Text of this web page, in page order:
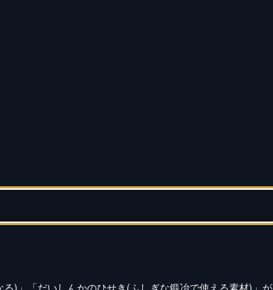
)」「だいしんかのひせき(ふしぎな鍛冶で使える素材)」が